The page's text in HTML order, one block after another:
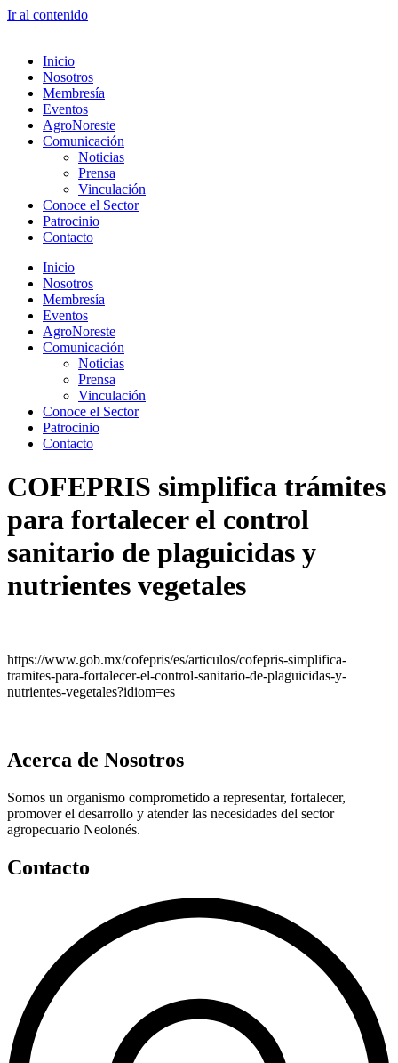
Ir al contenido
Inicio
Nosotros
Membresía
Eventos
AgroNoreste
Comunicación
Noticias
Prensa
Vinculación
Conoce el Sector
Patrocinio
Contacto
Inicio
Nosotros
Membresía
Eventos
AgroNoreste
Comunicación
Noticias
Prensa
Vinculación
Conoce el Sector
Patrocinio
Contacto
COFEPRIS simplifica trámites
para fortalecer el control
sanitario de plaguicidas y
nutrientes vegetales
https://www.gob.mx/cofepris/es/articulos/cofepris-simplifica-
tramites-para-fortalecer-el-control-sanitario-de-plaguicidas-y-
nutrientes-vegetales?idiom=es
Acerca de Nosotros
Somos un organismo comprometido a representar, fortalecer,
promover el desarrollo y atender las necesidades del sector
agropecuario Neolonés.
Contacto